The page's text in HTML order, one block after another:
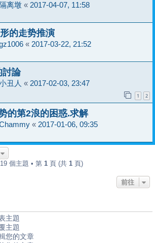
隔离墩 « 2017-04-07, 11:58
的走势推演
« 2017-03-22, 21:52
討論
丑人 « 2017-02-03, 23:47
1 2
的第2浪的困惑.求解
« 2017-01-06, 09:35
19 個主題 • 第 1 頁 (共 1 頁)
前往
主題
主題
您的文章